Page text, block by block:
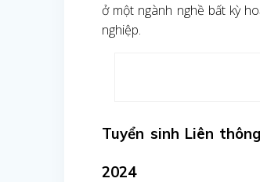
ở một ngành nghề bất kỳ
nghiệp.
Tuyển sinh Liên
2024